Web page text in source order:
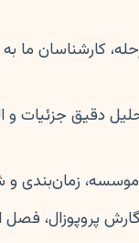
کارشناسان ما
دقیق جزئیات و
زمان‌بندی